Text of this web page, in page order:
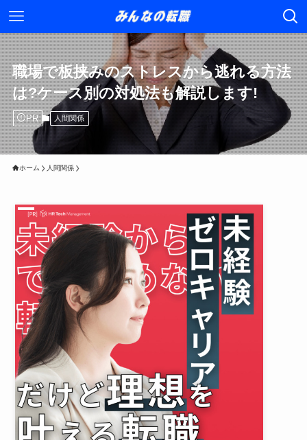
職場で板挟みのストレスから逃れる方法
は?ケース別の対処法も解説します!
PR 人間関係
ホーム 人間関係